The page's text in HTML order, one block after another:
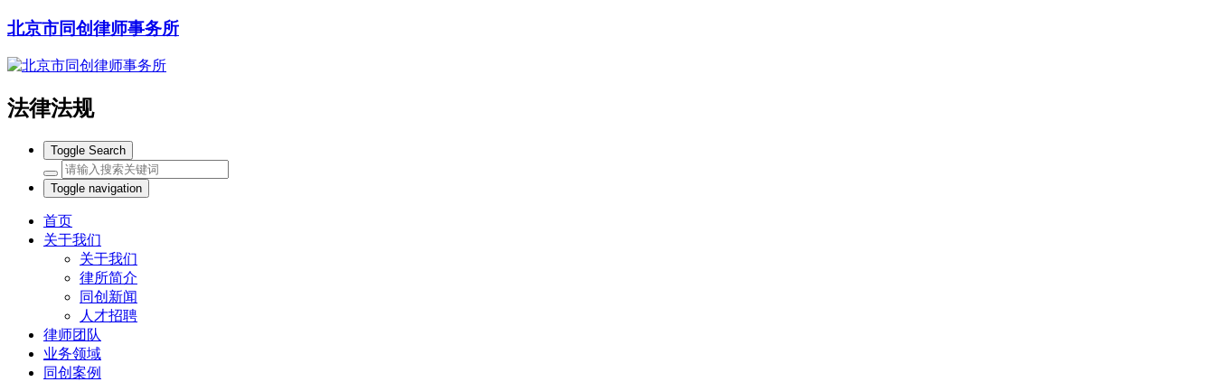
北京市同创律师事务所
法律法规
Toggle Search
Toggle navigation
首页
关于我们
关于我们
律所简介
同创新闻
人才招聘
律师团队
业务领域
同创案例